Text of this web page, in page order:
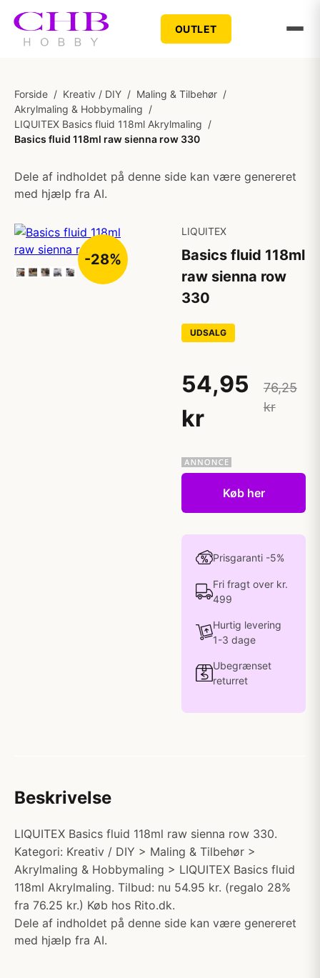
OUTLET
Forside / Kreativ / DIY / Maling & Tilbehør /
Akrylmaling & Hobbymaling /
LIQUITEX Basics fluid 118ml Akrylmaling /
Basics fluid 118ml raw sienna row 330
Dele af indholdet på denne side kan være genereret
med hjælp fra AI.
-28%
LIQUITEX
Basics fluid 118ml
raw sienna row
330
UDSALG
54,95
kr
76,25
kr
Køb her
Prisgaranti -5%
Fri fragt over kr.
499
Hurtig levering
1-3 dage
Ubegrænset
returret
Beskrivelse
LIQUITEX Basics fluid 118ml raw sienna row 330.
Kategori: Kreativ / DIY > Maling & Tilbehør >
Akrylmaling & Hobbymaling > LIQUITEX Basics fluid
118ml Akrylmaling. Tilbud: nu 54.95 kr. (regalo 28%
fra 76.25 kr.) Køb hos Rito.dk.
Dele af indholdet på denne side kan være genereret
med hjælp fra AI.